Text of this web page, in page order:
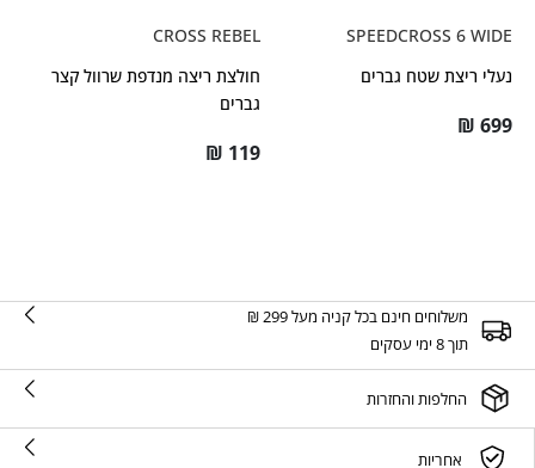
SPEEDCROSS 6 WIDE
נעלי ריצת שטח גברים
₪ 699
CROSS REBEL
חולצת ריצה מנדפת שרוול קצר
גברים
₪ 119
משלוחים חינם בכל קניה מעל 299 ₪
תוך 8 ימי עסקים
החלפות והחזרות
אחריות